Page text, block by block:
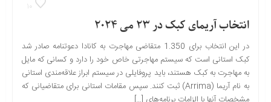
10
انتخاب آریمای کبک در 23 می 2024
در این انتخاب برای 1.350 متقاضی مهاجرت به کانادا دعوتنامه صادر شد
کبک استانی است که سیستم مهاجرتی خاص خود را دارد و کسانی که مایل
به مهاجرت به کبک هستند، باید پروفایلی در سیستم ابراز علاقه‌مندی استانی
به نام آریما (Arrima) ثبت کنند. سپس مقامات استانی برای متقاضیانی که